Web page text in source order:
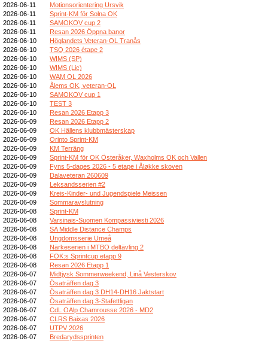
2026-06-11
Motionsorientering Ursvik
2026-06-11
Sprint-KM för Solna OK
2026-06-11
SAMOKOV cup 2
2026-06-11
Resan 2026 Öppna banor
2026-06-10
Höglandets Veteran-OL Tranås
2026-06-10
TSQ 2026 étape 2
2026-06-10
WIMS (SP)
2026-06-10
WIMS (Lic)
2026-06-10
WAM OL 2026
2026-06-10
Ålems OK, veteran-OL
2026-06-10
SAMOKOV cup 1
2026-06-10
TEST 3
2026-06-10
Resan 2026 Etapp 3
2026-06-09
Resan 2026 Etapp 2
2026-06-09
OK Hällens klubbmästerskap
2026-06-09
Orinto Sprint-KM
2026-06-09
KM Terräng
2026-06-09
Sprint-KM för OK Österåker, Waxholms OK och Vallen
2026-06-09
Fyns 5-dages 2026 - 5 etape i Åløkke skoven
2026-06-09
Dalaveteran 260609
2026-06-09
Leksandsserien #2
2026-06-09
Kreis-Kinder- und Jugendspiele Meissen
2026-06-09
Sommaravslutning
2026-06-08
Sprint-KM
2026-06-08
Varsinais-Suomen Kompassiviesti 2026
2026-06-08
SA Middle Distance Champs
2026-06-08
Ungdomsserie Umeå
2026-06-08
Närkeserien i MTBO deltävling 2
2026-06-08
FOK:s Sprintcup etapp 9
2026-06-08
Resan 2026 Etapp 1
2026-06-07
Midtjysk Sommerweekend, Linå Vesterskov
2026-06-07
Ösaträffen dag 3
2026-06-07
Ösaträffen dag 3 DH14-DH16 Jaktstart
2026-06-07
Ösaträffen dag 3-Stafettligan
2026-06-07
CdL OAlp Chamrousse 2026 - MD2
2026-06-07
CLRS Baixas 2026
2026-06-07
UTPV 2026
2026-06-07
Bredarydssprinten